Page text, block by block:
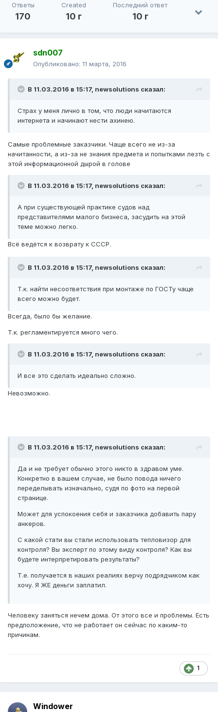
Ответы
170
Created
10 г
Последний ответ
10 г
sdn007
Опубликовано: 11 марта, 2016
В 11.03.2016 в 15:17, newsolutions сказал:
Страх у меня лично в том, что люди начитаются
интернета и начинают нести ахинею.
Самые проблемные заказчики. Чаще всего не из-за
начитанности, а из-за не знания предмета и попытками лезть с
этой информационной дырой в голове
В 11.03.2016 в 15:17, newsolutions сказал:
А при существующей практике судов над
представителями малого бизнеса, засудить на этой
теме можно легко.
Всё ведётся к возврату к СССР.
В 11.03.2016 в 15:17, newsolutions сказал:
Т.к. найти несоответствия при монтаже по ГОСТу чаще
всего можно будет.
Всегда, было бы желание.
Т.к. регламентируется много чего.
В 11.03.2016 в 15:17, newsolutions сказал:
И все это сделать идеально сложно.
Невозможно.
В 11.03.2016 в 15:17, newsolutions сказал:
Да и не требует обычно этого никто в здравом уме.
Конкретно в вашем случае, не было повода ничего
переделывать изначально, судя по фото на первой
странице.
Может для успокоения себя и заказчика добавить пару
анкеров.
С какой стати вы стали использовать тепловизор для
контроля? Вы эксперт по этому виду контроля? Как вы
будете интерпретировать результаты?
Т.е. получается в наших реалиях верчу подрядчиком как
хочу. Я ЖЕ деньги заплатил.
Человеку заняться нечем дома. От этого все и проблемы. Есть
предположение, что не работает он сейчас по каким-то
причинам.
1
Windower